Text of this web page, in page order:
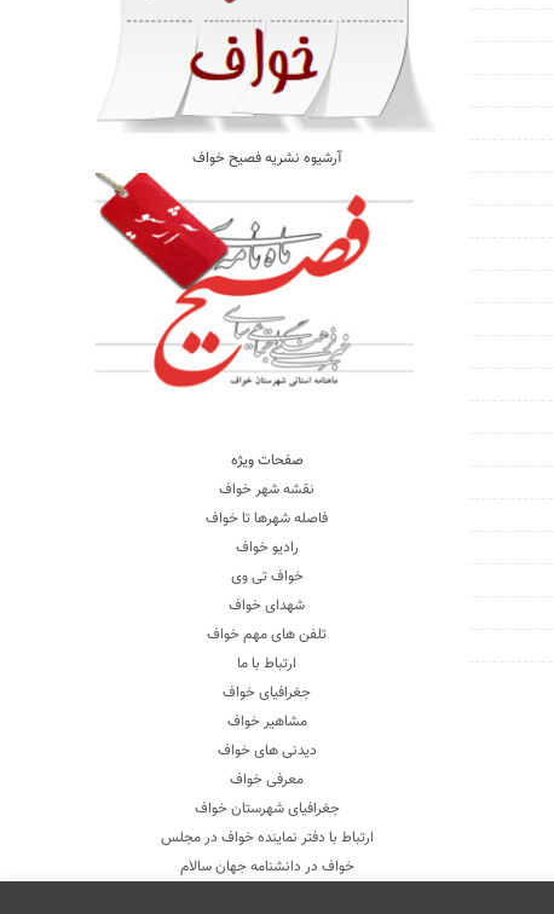
آرشیوه نشریه فصیح خواف
صفحات ویژه
نقشه شهر خواف
فاصله شهرها تا خواف
رادیو خواف
خواف تی وی
شهدای خواف
تلفن های مهم خواف
ارتباط با ما
جغرافیای خواف
مشاهیر خواف
دیدنی های خواف
معرفی خواف
جغرافیای شهرستان خواف
ارتباط با دفتر نماینده خواف در مجلس
خواف در دانشنامه جهان سالام